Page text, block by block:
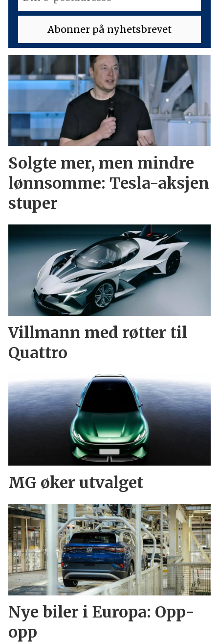
Solgte mer, men mindre
lønnsomme: Tesla-aksjen
stuper
Villmann med røtter til
Quattro
MG øker utvalget
Nye biler i Europa: Opp-
opp